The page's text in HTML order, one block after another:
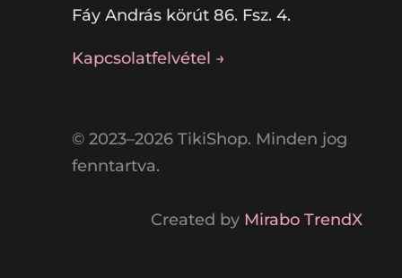
Fáy András körút 86. Fsz. 4.
Kapcsolatfelvétel →
© 2023–2026 TikiShop. Minden jog
fenntartva.
Created by Mirabo TrendX